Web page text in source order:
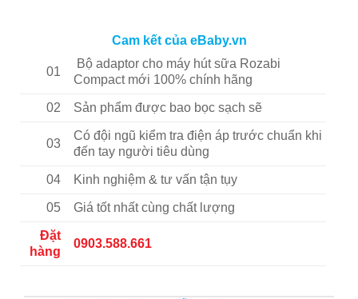
Cam kết của eBaby.vn
01
Bộ adaptor cho máy hút sữa Rozabi
Compact mới 100% chính hãng
02 Sản phẩm được bao bọc sạch sẽ
03
Có đội ngũ kiểm tra điện áp trước chuẩn khi
đến tay người tiêu dùng
04 Kinh nghiệm & tư vấn tận tụy
05 Giá tốt nhất cùng chất lượng
Đặt
hàng
0903.588.661